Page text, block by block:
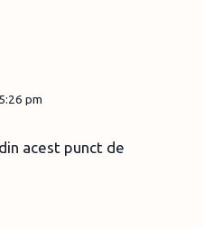
pm
acest punct de